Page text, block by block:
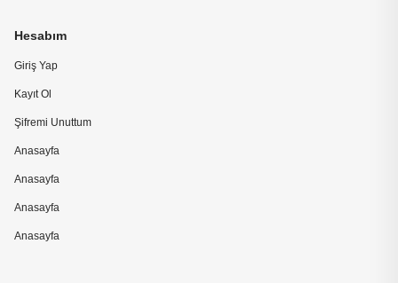
Hesabım
Giriş Yap
Kayıt Ol
Şifremi Unuttum
Anasayfa
Anasayfa
Anasayfa
Anasayfa